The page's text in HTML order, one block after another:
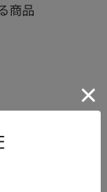
商品